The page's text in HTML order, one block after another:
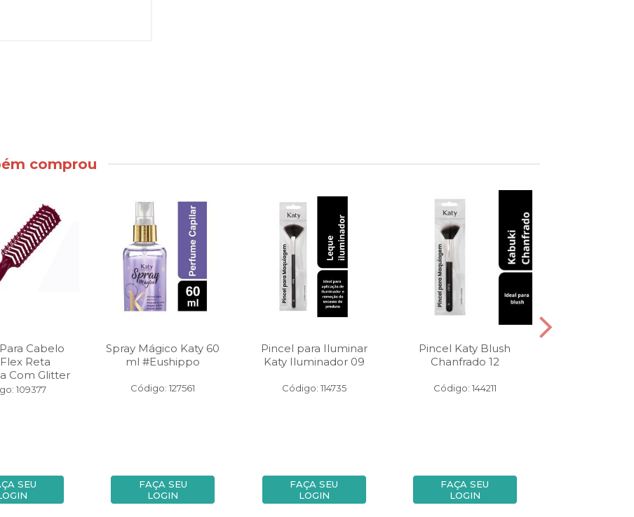
comprou
Cabelo
Reta
Com Glitter
109377
SEU
Spray Mágico Katy 60
ml #Eushippo
Código: 127561
FAÇA SEU
LOGIN
Pincel para Iluminar
Katy Iluminador 09
Código: 114735
FAÇA SEU
LOGIN
Pincel Katy Blush
Chanfrado 12
Código: 144211
FAÇA SEU
LOGIN